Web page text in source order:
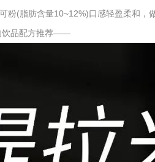
粉(脂肪含量10~12%)口感轻盈柔和
饮品配方推荐——